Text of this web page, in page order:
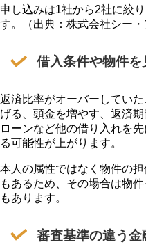
申し込みは1社から2社に絞
す。（出典：株式会社シー・
借入条件や物件を
返済比率がオーバーしてい
げる、頭金を増やす、返済
ローンなど他の借り入れを
る可能性が上がります。
本人の属性ではなく物件の
もあるため、その場合は物
もあります。
審査基準の違う